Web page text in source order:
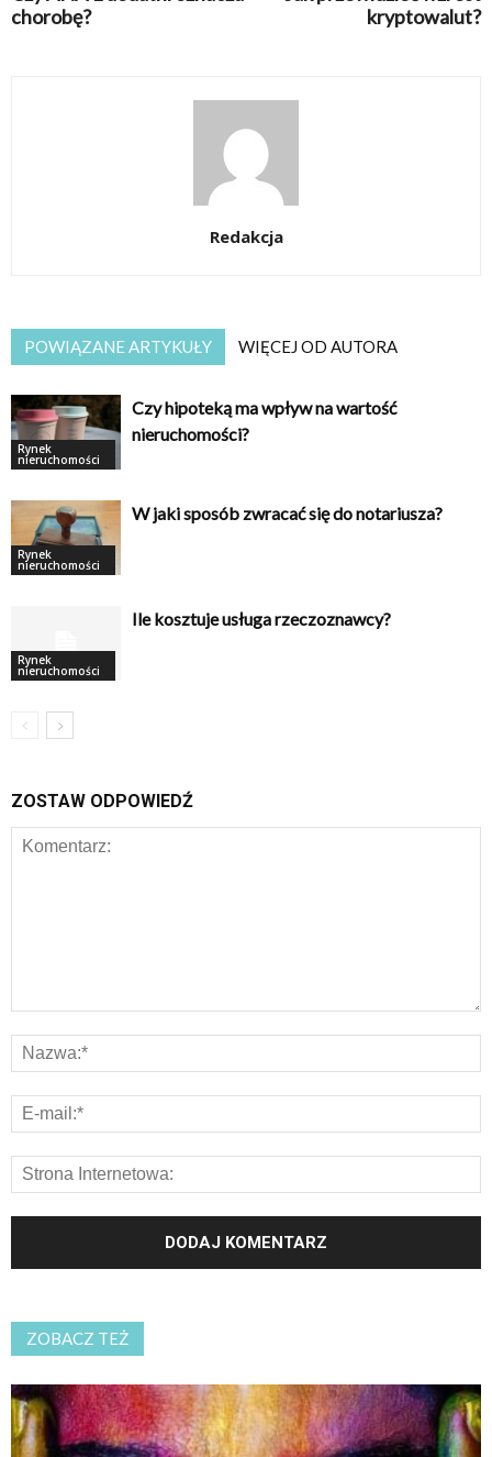
chorobę?
kryptowalut?
Redakcja
POWIĄZANE ARTYKUŁY WIĘCEJ OD AUTORA
Rynek
nieruchomości
Czy hipoteką ma wpływ na wartość
nieruchomości?
Rynek
nieruchomości
W jaki sposób zwracać się do notariusza?
Rynek
nieruchomości
Ile kosztuje usługa rzeczoznawcy?
ZOSTAW ODPOWIEDŹ
ZOBACZ TEŻ